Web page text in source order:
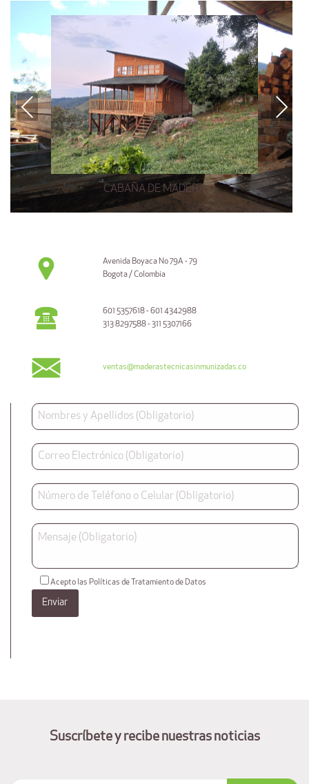
CABAÑA DE MADERA
Previous Next
Avenida Boyaca No 79A - 79
Bogota / Colombia
601 5357618 - 601 4342988
313 8297588 - 311 5307166
ventas@maderastecnicasinmunizadas.co
Acepto las Políticas de Tratamiento de Datos
Suscríbete y recibe nuestras noticias